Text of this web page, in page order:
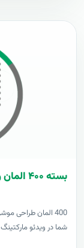
بسته ۴۰۰ المان ویدیویی شاپیکس موشن گرافیک
400 المان طراحی
شما در ویدئو